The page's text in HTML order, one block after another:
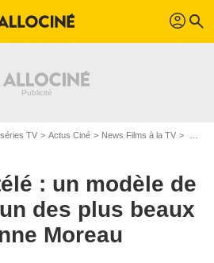
profil search
TV Actus Ciné News Films à la TV
: un modèle de
des plus beaux
Moreau